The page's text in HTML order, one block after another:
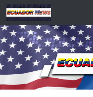
Saltar al contenido